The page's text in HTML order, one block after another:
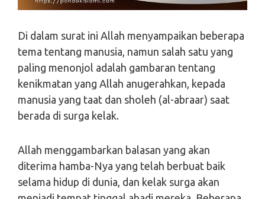
Di dalam surat ini Allah menyampaikan beberapa
tema tentang manusia, namun salah satu yang
paling menonjol adalah gambaran tentang
kenikmatan yang Allah anugerahkan, kepada
manusia yang taat dan sholeh (al-abraar) saat
berada di surga kelak.
Allah menggambarkan balasan yang akan
diterima hamba-Nya yang telah berbuat baik
selama hidup di dunia, dan kelak surga akan